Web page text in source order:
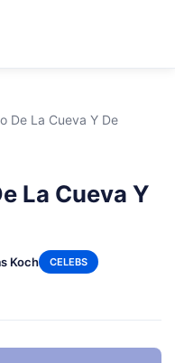
De La Cueva Y De
La Cueva Y
Koch CELEBS